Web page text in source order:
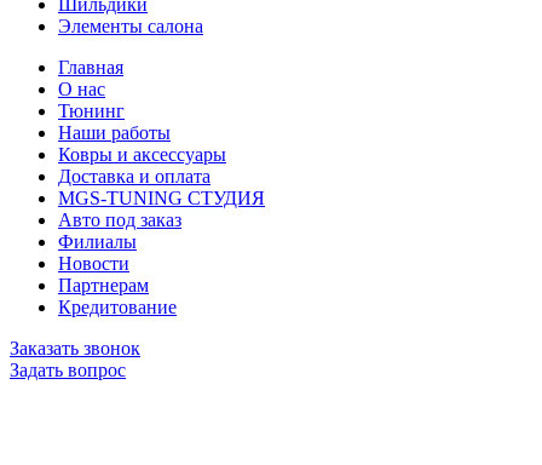
Элементы салона
Главная
О нас
Тюнинг
Наши работы
Ковры и аксессуары
Доставка и оплата
MGS-TUNING СТУДИЯ
Авто под заказ
Филиалы
Новости
Партнерам
Кредитование
Заказать звонок
Задать вопрос